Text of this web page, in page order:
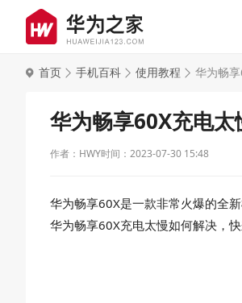
首页 手机百科 使用教程 华为畅
华为畅享60X充电
作者：HWY时间：2023-07-30 15:48
华为畅享60X是一款非常火爆的全
华为畅享60X充电太慢如何解决，